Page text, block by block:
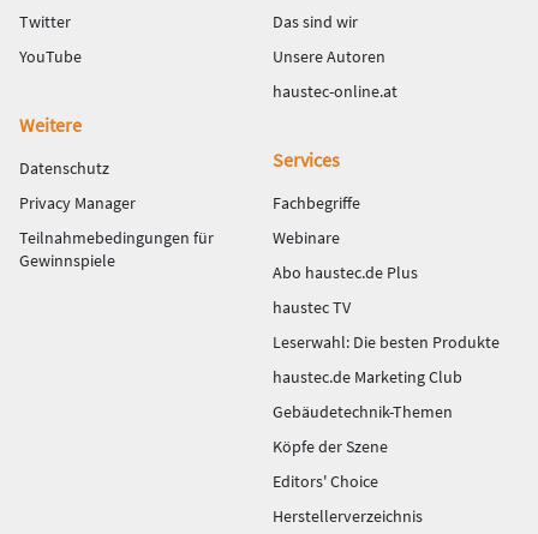
Twitter
YouTube
Das sind wir
Unsere Autoren
haustec-online.at
Weitere
Datenschutz
Privacy Manager
Teilnahmebedingungen für
Gewinnspiele
Services
Fachbegriffe
Webinare
Abo haustec.de Plus
haustec TV
Leserwahl: Die besten Produkte
haustec.de Marketing Club
Gebäudetechnik-Themen
Köpfe der Szene
Editors' Choice
Herstellerverzeichnis